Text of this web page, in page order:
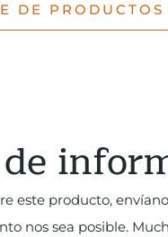
DE PRODUCTOS
este producto,
nos sea posible.